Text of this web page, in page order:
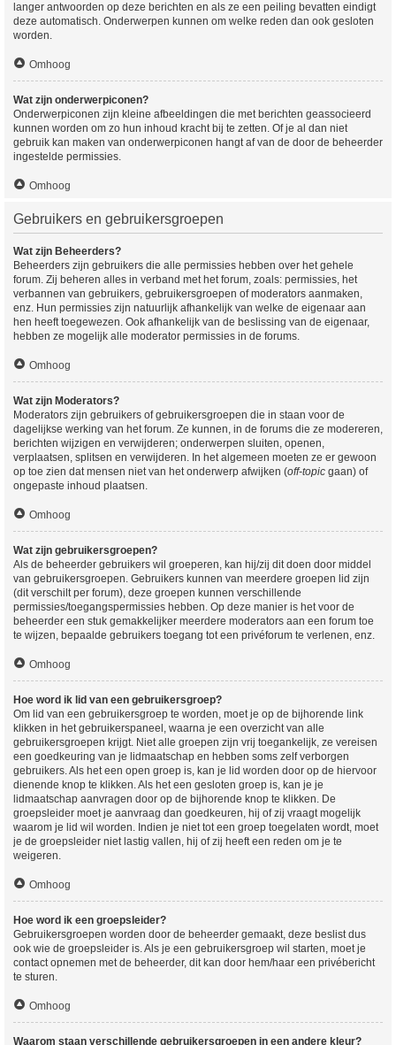
langer antwoorden op deze berichten en als ze een peiling bevatten eindigt
deze automatisch. Onderwerpen kunnen om welke reden dan ook gesloten
worden.
Omhoog
Wat zijn onderwerpiconen?
Onderwerpiconen zijn kleine afbeeldingen die met berichten geassocieerd
kunnen worden om zo hun inhoud kracht bij te zetten. Of je al dan niet
gebruik kan maken van onderwerpiconen hangt af van de door de beheerder
ingestelde permissies.
Omhoog
Gebruikers en gebruikersgroepen
Wat zijn Beheerders?
Beheerders zijn gebruikers die alle permissies hebben over het gehele
forum. Zij beheren alles in verband met het forum, zoals: permissies, het
verbannen van gebruikers, gebruikersgroepen of moderators aanmaken,
enz. Hun permissies zijn natuurlijk afhankelijk van welke de eigenaar aan
hen heeft toegewezen. Ook afhankelijk van de beslissing van de eigenaar,
hebben ze mogelijk alle moderator permissies in de forums.
Omhoog
Wat zijn Moderators?
Moderators zijn gebruikers of gebruikersgroepen die in staan voor de
dagelijkse werking van het forum. Ze kunnen, in de forums die ze modereren,
berichten wijzigen en verwijderen; onderwerpen sluiten, openen,
verplaatsen, splitsen en verwijderen. In het algemeen moeten ze er gewoon
op toe zien dat mensen niet van het onderwerp afwijken (off-topic gaan) of
ongepaste inhoud plaatsen.
Omhoog
Wat zijn gebruikersgroepen?
Als de beheerder gebruikers wil groeperen, kan hij/zij dit doen door middel
van gebruikersgroepen. Gebruikers kunnen van meerdere groepen lid zijn
(dit verschilt per forum), deze groepen kunnen verschillende
permissies/toegangspermissies hebben. Op deze manier is het voor de
beheerder een stuk gemakkelijker meerdere moderators aan een forum toe
te wijzen, bepaalde gebruikers toegang tot een privéforum te verlenen, enz.
Omhoog
Hoe word ik lid van een gebruikersgroep?
Om lid van een gebruikersgroep te worden, moet je op de bijhorende link
klikken in het gebruikerspaneel, waarna je een overzicht van alle
gebruikersgroepen krijgt. Niet alle groepen zijn vrij toegankelijk, ze vereisen
een goedkeuring van je lidmaatschap en hebben soms zelf verborgen
gebruikers. Als het een open groep is, kan je lid worden door op de hiervoor
dienende knop te klikken. Als het een gesloten groep is, kan je je
lidmaatschap aanvragen door op de bijhorende knop te klikken. De
groepsleider moet je aanvraag dan goedkeuren, hij of zij vraagt mogelijk
waarom je lid wil worden. Indien je niet tot een groep toegelaten wordt, moet
je de groepsleider niet lastig vallen, hij of zij heeft een reden om je te
weigeren.
Omhoog
Hoe word ik een groepsleider?
Gebruikersgroepen worden door de beheerder gemaakt, deze beslist dus
ook wie de groepsleider is. Als je een gebruikersgroep wil starten, moet je
contact opnemen met de beheerder, dit kan door hem/haar een privébericht
te sturen.
Omhoog
Waarom staan verschillende gebruikersgroepen in een andere kleur?